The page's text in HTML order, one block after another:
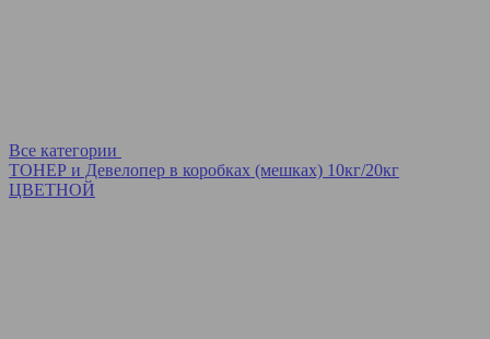
Все категории
ТОНЕР и Девелопер в коробках (мешках) 10кг/20кг
ЦВЕТНОЙ